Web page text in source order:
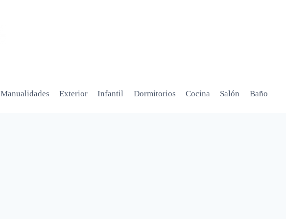
Manualidades Exterior Infantil Dormitorios Cocina Salón Baño